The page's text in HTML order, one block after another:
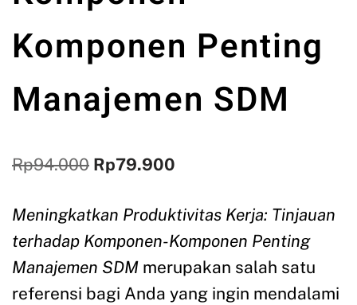
Komponen Penting
Manajemen SDM
Rp94.000 Rp79.900
Meningkatkan Produktivitas Kerja: Tinjauan
terhadap Komponen-Komponen Penting
Manajemen SDM merupakan salah satu
referensi bagi Anda yang ingin mendalami